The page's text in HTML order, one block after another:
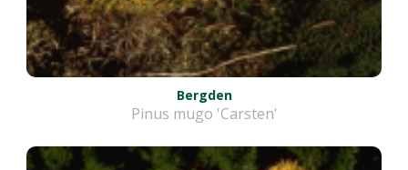
Bergden
Pinus mugo 'Carsten'